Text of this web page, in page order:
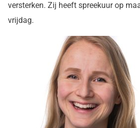
versterken. Zij heeft spreekuur op
vrijdag.